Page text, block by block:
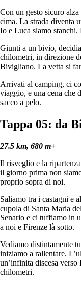
Con un gesto sicuro
cima. La strada diventa
Io e Luca siamo stanchi.
Giunti a un bivio,
chilometri, in direzione
Bivigliano. La vetta si
Arrivati al camping, ci
viaggio, e una cena che
sacco a pelo.
Tappa 05: da
27.5 km, 680 m+
Il risveglio e la
il giorno prima non
proprio sopra di noi.
Saliamo tra i castagni e
cupola di Santa Maria
Senario e ci tuffiamo in
a noi e Firenze là sotto.
Vediamo distintamente
iniziamo a rallentare.
un’infinita discesa
chilometri.